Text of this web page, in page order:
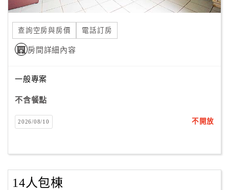
查詢空房與房價 電話訂房
房間詳細內容
一般專案
不含餐點
2026/08/10 不開放
14人包棟